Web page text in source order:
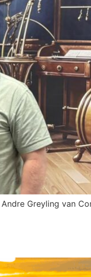
Greyling van